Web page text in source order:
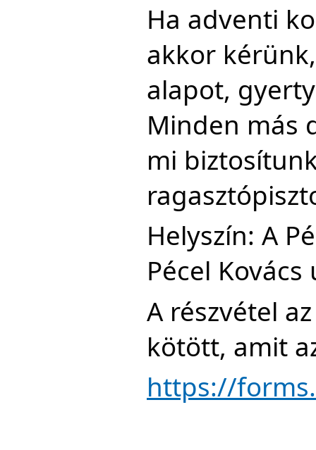
Ha adventi
akkor
alapot,
Minden más
mi
Helyszín: A
Pécel Kovács
A részvétel
kötött, amit
https://